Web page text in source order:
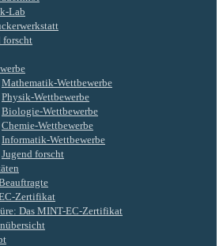
Lab
forscht
Mathematik-Wettbewerbe
Physik-Wettbewerbe
Biologie-Wettbewerbe
Chemie-Wettbewerbe
Informatik-Wettbewerbe
Jugend forscht
Zertifikat
Das MINT-EC-Zertifikat